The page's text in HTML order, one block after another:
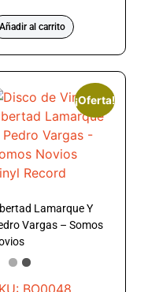
Añadir al carrito
¡Oferta!
Lamarque Y
Vargas – Somos